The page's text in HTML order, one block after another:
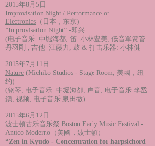
2015年8月5日
Improvisation Night / Performance of
Electronics （日本，东京）
”Improvisation Night” -即兴
(电子音乐: 中堀海都, 笛: 小林豊美, 低音單簧管:
丹羽剛 , 吉他: 江藤力, 鼓 & 打击乐器: 小林健
2015年7月11日
Nature (Michiko Studios - Stage Room, 美國，纽
约)
(钢琴, 电子音乐: 中堀海都, 声音, 电子音乐:李丞
鎭, 视频, 电子音乐:泉田徹)
2015年6月12日
波士頓古乐音乐祭 Boston Early Music Festival -
Antico Moderno（美國，波士頓）
“Zen in Kyudo - Concentration for harpsichord